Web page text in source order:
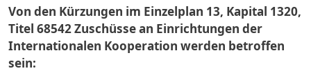
Von den Kürzungen im Einzelplan 13, Kapital 1320,
Titel 68542 Zuschüsse an Einrichtungen der
Internationalen Kooperation werden betroffen
sein: